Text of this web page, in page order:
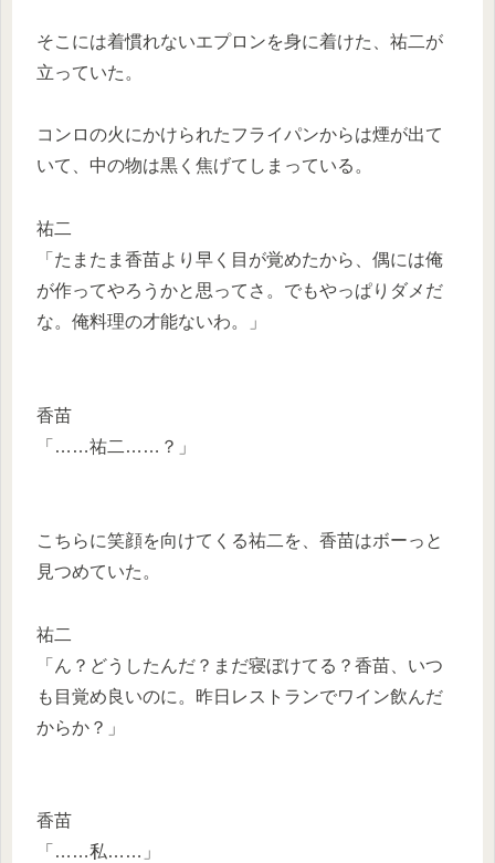
そこには着慣れないエプロンを身に着けた、祐二が
立っていた。
コンロの火にかけられたフライパンからは煙が出て
いて、中の物は黒く焦げてしまっている。
祐二
「たまたま香苗より早く目が覚めたから、偶には俺
が作ってやろうかと思ってさ。でもやっぱりダメだ
な。俺料理の才能ないわ。」
香苗
「……祐二……？」
こちらに笑顔を向けてくる祐二を、香苗はボーっと
見つめていた。
祐二
「ん？どうしたんだ？まだ寝ぼけてる？香苗、いつ
も目覚め良いのに。昨日レストランでワイン飲んだ
からか？」
香苗
「……私……」